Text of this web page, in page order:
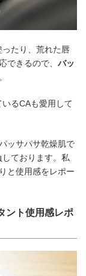
たり、荒れた唇
できるので、 バッ
るCAも愛用して
ッサパサ乾燥肌で
ております。私
と使用感をレポー
ント使用感レポ